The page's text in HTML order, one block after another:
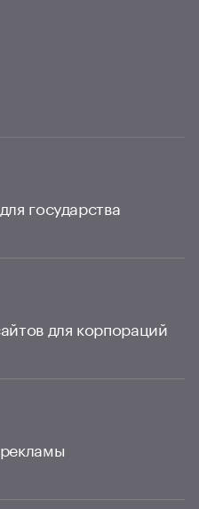
государства
для корпораций